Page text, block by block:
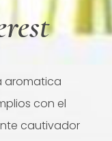
aromatica
con el
cautivador